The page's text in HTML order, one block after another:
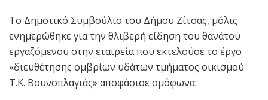
Το Δημοτικό Συμβούλιο του Δήμου Ζίτσας, μόλις
ενημερώθηκε για την θλιβερή είδηση του θανάτου
εργαζόμενου στην εταιρεία που εκτελούσε το έργο
«διευθέτησης ομβρίων υδάτων τμήματος οικισμού
Τ.Κ. Βουνοπλαγιάς» αποφάσισε ομόφωνα: